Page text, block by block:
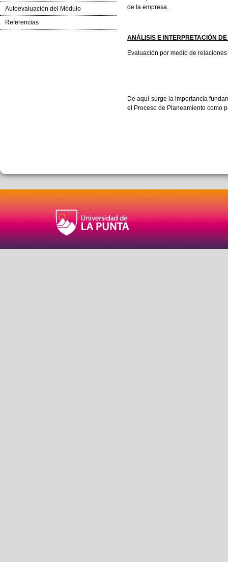
Autoevaluación del Módulo
Referencias
de la empresa.
ANÁLISIS E INTERPRETACIÓN
Evaluación por medio de
De aquí surge la importancia
el Proceso de Planeamiento como